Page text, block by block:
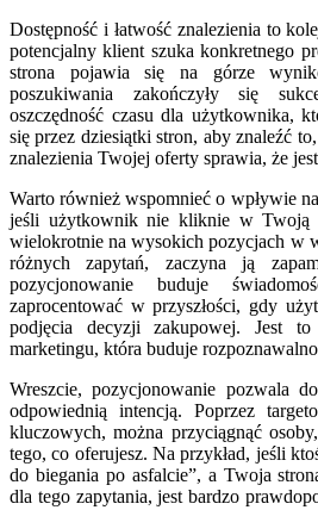
Dostępność i łatwość znalezienia to
potencjalny klient szuka konkretnego
strona pojawia się na górze
poszukiwania zakończyły się
oszczędność czasu dla użytkownika,
się przez dziesiątki stron, aby znaleźć
znalezienia Twojej oferty sprawia, że
Warto również wspomnieć o wpływie
jeśli użytkownik nie kliknie w Twoją
wielokrotnie na wysokich pozycjach w
różnych zapytań, zaczyna ją
pozycjonowanie buduje
zaprocentować w przyszłości, gdy
podjęcia decyzji zakupowej. Jest to
marketingu, która buduje
Wreszcie, pozycjonowanie pozwala
odpowiednią intencją. Poprzez
kluczowych, można przyciągnąć
tego, co oferujesz. Na przykład, jeśli
do biegania po asfalcie”, a Twoja
dla tego zapytania, jest bardzo